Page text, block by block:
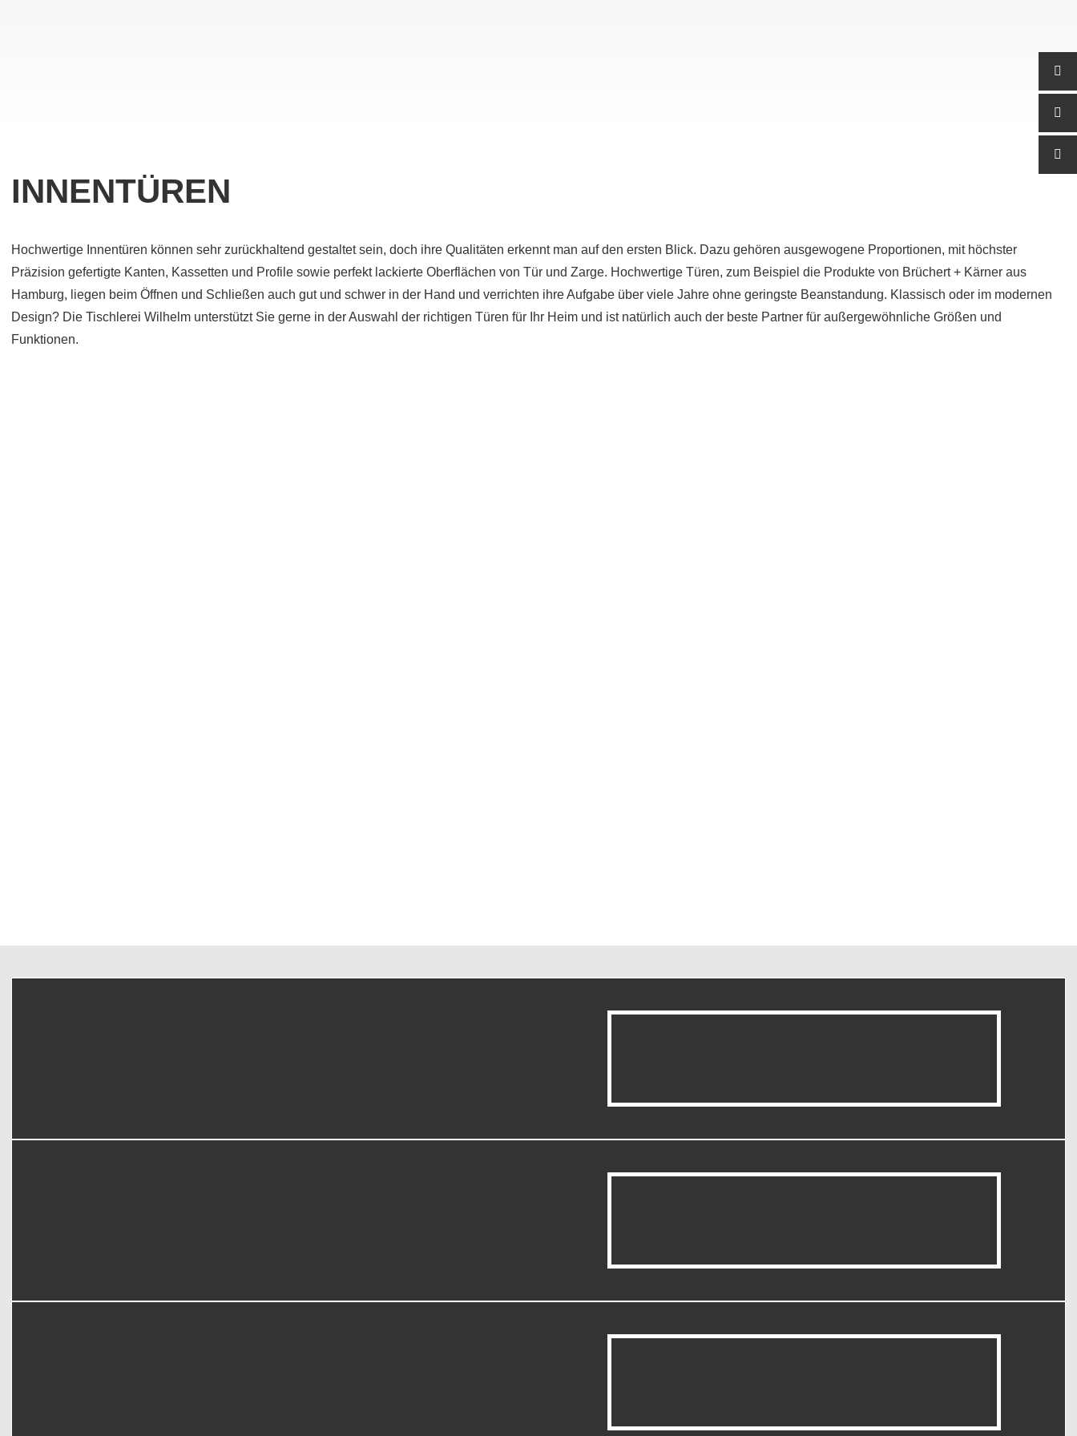
INNENTÜREN
Hochwertige Innentüren können sehr zurückhaltend gestaltet sein, doch ihre Qualitäten erkennt man auf den ersten Blick. Dazu gehören ausgewogene Proportionen, mit höchster
Präzision gefertigte Kanten, Kassetten und Profile sowie perfekt lackierte Oberflächen von Tür und Zarge. Hochwertige Türen, zum Beispiel die Produkte von Brüchert + Kärner aus
Hamburg, liegen beim Öffnen und Schließen auch gut und schwer in der Hand und verrichten ihre Aufgabe über viele Jahre ohne geringste Beanstandung. Klassisch oder im modernen
Design? Die Tischlerei Wilhelm unterstützt Sie gerne in der Auswahl der richtigen Türen für Ihr Heim und ist natürlich auch der beste Partner für außergewöhnliche Größen und
Funktionen.